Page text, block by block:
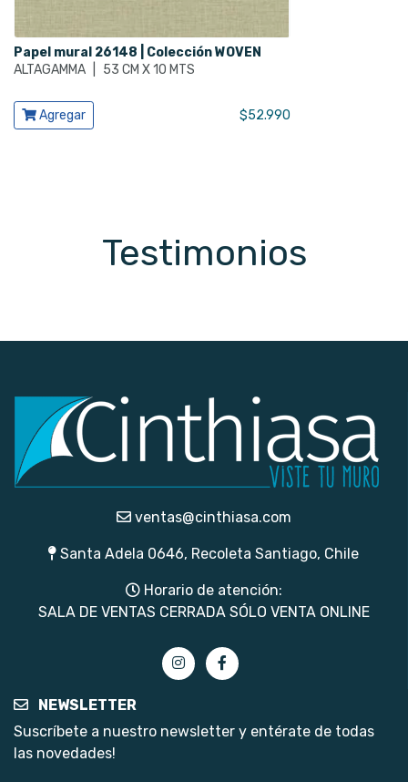
Papel mural 26148 | Colección WOVEN
ALTAGAMMA
53 CM X 10 MTS
Ver producto
Agregar $52.990
Testimonios
ventas@cinthiasa.com
Santa Adela 0646, Recoleta Santiago, Chile
Horario de atención:
SALA DE VENTAS CERRADA SÓLO VENTA ONLINE
NEWSLETTER
Suscríbete a nuestro newsletter y entérate de todas
las novedades!